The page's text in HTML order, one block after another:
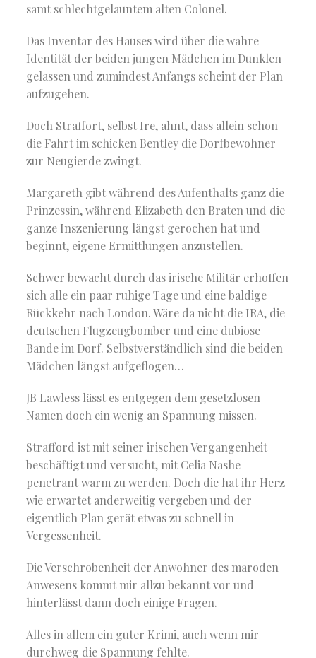
samt schlechtgelauntem alten Colonel.
Das Inventar des Hauses wird über die wahre
Identität der beiden jungen Mädchen im Dunklen
gelassen und zumindest Anfangs scheint der Plan
aufzugehen.
Doch Straffort, selbst Ire, ahnt, dass allein schon
die Fahrt im schicken Bentley die Dorfbewohner
zur Neugierde zwingt.
Margareth gibt während des Aufenthalts ganz die
Prinzessin, während Elizabeth den Braten und die
ganze Inszenierung längst gerochen hat und
beginnt, eigene Ermittlungen anzustellen.
Schwer bewacht durch das irische Militär erhoffen
sich alle ein paar ruhige Tage und eine baldige
Rückkehr nach London. Wäre da nicht die IRA, die
deutschen Flugzeugbomber und eine dubiose
Bande im Dorf. Selbstverständlich sind die beiden
Mädchen längst aufgeflogen…
JB Lawless lässt es entgegen dem gesetzlosen
Namen doch ein wenig an Spannung missen.
Strafford ist mit seiner irischen Vergangenheit
beschäftigt und versucht, mit Celia Nashe
penetrant warm zu werden. Doch die hat ihr Herz
wie erwartet anderweitig vergeben und der
eigentlich Plan gerät etwas zu schnell in
Vergessenheit.
Die Verschrobenheit der Anwohner des maroden
Anwesens kommt mir allzu bekannt vor und
hinterlässt dann doch einige Fragen.
Alles in allem ein guter Krimi, auch wenn mir
durchweg die Spannung fehlte.